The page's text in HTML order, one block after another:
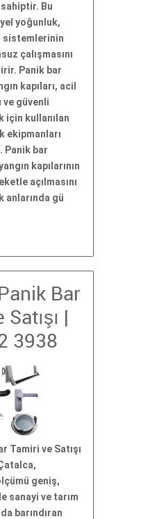
Bu
yoğunluk,
sistemlerinin
çalışmasını
Panik bar
kapıları, acil
ve güvenli
için kullanılan
ekipmanları
Panik bar
kapılarının
açılmasını
anlarında gü
Bar
|
3938
Tamiri ve Satışı
geniş,
sanayi ve tarım
barındıran